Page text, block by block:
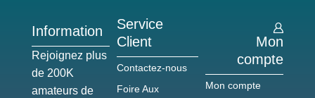
Information
Rejoignez plus
de 200K
amateurs de
Service
Client
Contactez-nous
Foire Aux
Mon
compte
Mon compte